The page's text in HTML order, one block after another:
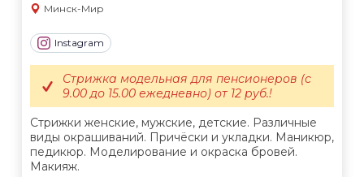
Минск-Мир
Instagram
Стрижки женские, мужские, детские. Различные
виды окрашиваний. Причёски и укладки. Маникюр,
педикюр. Моделирование и окраска бровей.
Макияж.
Стрижка модельная для пенсионеров (с
9.00 до 15.00 ежедневно) от 12 руб.!